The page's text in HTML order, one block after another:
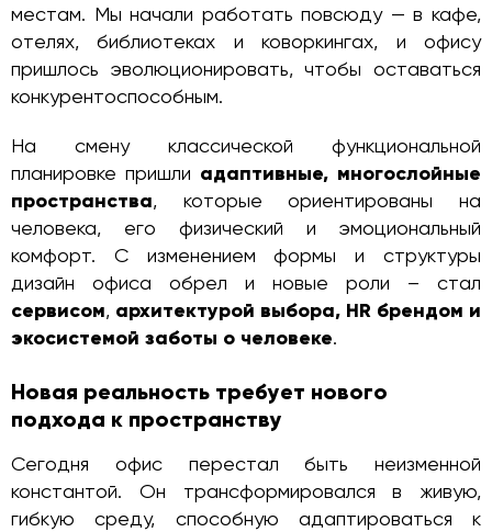
местам. Мы начали работать повсюду — в кафе,
отелях, библиотеках и коворкингах, и офису
пришлось эволюционировать, чтобы оставаться
конкурентоспособным.
На смену классической функциональной
планировке пришли адаптивные, многослойные
пространства, которые ориентированы на
человека, его физический и эмоциональный
комфорт. С изменением формы и структуры
дизайн офиса обрел и новые роли – стал
сервисом, архитектурой выбора, HR брендом и
экосистемой заботы о человеке.
Новая реальность требует нового
подхода к пространству
Сегодня офис перестал быть неизменной
константой. Он трансформировался в живую,
гибкую среду, способную адаптироваться к